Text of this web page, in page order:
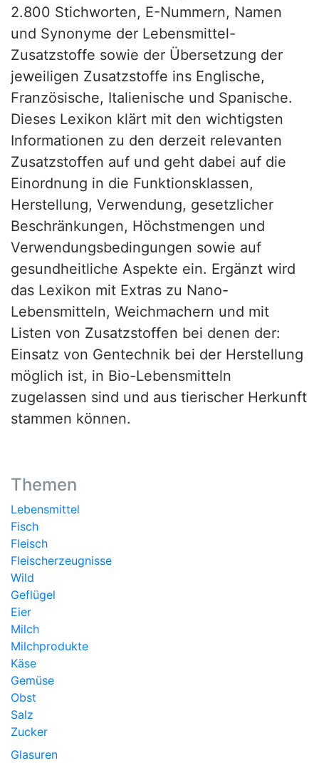
2.800 Stichworten, E-Nummern, Namen
und Synonyme der Lebensmittel-
Zusatzstoffe sowie der Übersetzung der
jeweiligen Zusatzstoffe ins Englische,
Französische, Italienische und Spanische.
Dieses Lexikon klärt mit den wichtigsten
Informationen zu den derzeit relevanten
Zusatzstoffen auf und geht dabei auf die
Einordnung in die Funktionsklassen,
Herstellung, Verwendung, gesetzlicher
Beschränkungen, Höchstmengen und
Verwendungsbedingungen sowie auf
gesundheitliche Aspekte ein. Ergänzt wird
das Lexikon mit Extras zu Nano-
Lebensmitteln, Weichmachern und mit
Listen von Zusatzstoffen bei denen der:
Einsatz von Gentechnik bei der Herstellung
möglich ist, in Bio-Lebensmitteln
zugelassen sind und aus tierischer Herkunft
stammen können.
Themen
Lebensmittel
Fisch
Fleisch
Fleischerzeugnisse
Wild
Geflügel
Eier
Milch
Milchprodukte
Käse
Gemüse
Obst
Salz
Zucker
Glasuren